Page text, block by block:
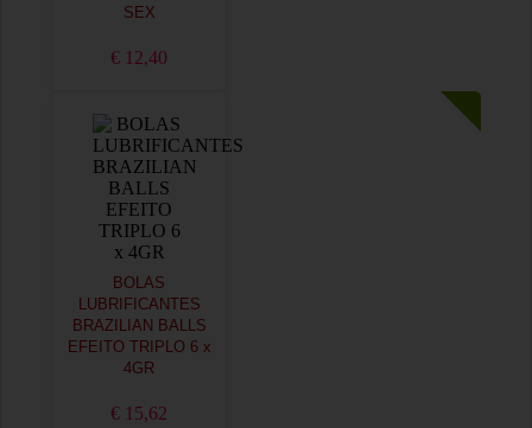
SEX
€ 12,40
BOLAS
LUBRIFICANTES
BRAZILIAN BALLS
EFEITO TRIPLO 6 x
4GR
€ 15,62